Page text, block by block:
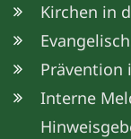
Kirchen in
Prävention
Interne